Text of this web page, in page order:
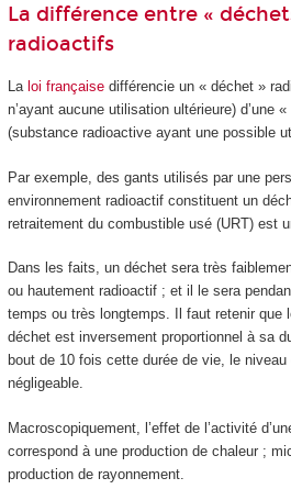
La différence entre «
radioactifs
La loi françaisedifférencie un « déchet »
n’ayant aucune utilisation ultérieure) d’une
(substance radioactive ayant une possible
Par exemple, des gants utilisés par une
environnement radioactif constituent un
retraitement du combustible usé (URT) est
Dans les faits, un déchet sera très
ou hautement radioactif ; et il le sera
temps ou très longtemps. Il faut retenir que
déchet est inversement proportionnel à sa
bout de 10 fois cette durée de vie, le
négligeable.
Macroscopiquement, l’effet de l’activité
correspond à une production de chaleur ;
production de rayonnement.